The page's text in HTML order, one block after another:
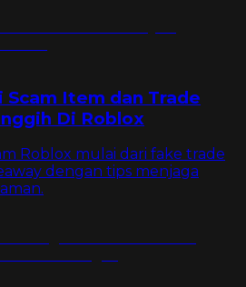
Item dan Trade
Di Roblox
Roblox mulai dari fake trade
dengan tips menjaga